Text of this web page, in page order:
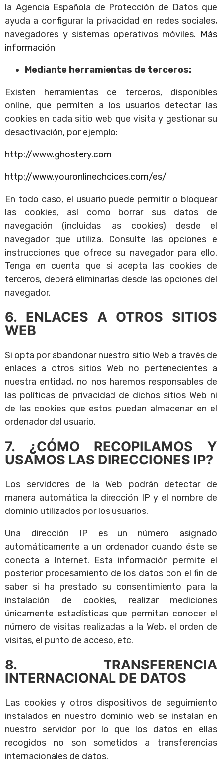
la Agencia Española de Protección de Datos que
ayuda a configurar la privacidad en redes sociales,
navegadores y sistemas operativos móviles. Más
información.
Mediante herramientas de terceros:
Existen herramientas de terceros, disponibles
online, que permiten a los usuarios detectar las
cookies en cada sitio web que visita y gestionar su
desactivación, por ejemplo:
http://www.ghostery.com
http://www.youronlinechoices.com/es/
En todo caso, el usuario puede permitir o bloquear
las cookies, así como borrar sus datos de
navegación (incluidas las cookies) desde el
navegador que utiliza. Consulte las opciones e
instrucciones que ofrece su navegador para ello.
Tenga en cuenta que si acepta las cookies de
terceros, deberá eliminarlas desde las opciones del
navegador.
6. ENLACES A OTROS SITIOS
WEB
Si opta por abandonar nuestro sitio Web a través de
enlaces a otros sitios Web no pertenecientes a
nuestra entidad, no nos haremos responsables de
las políticas de privacidad de dichos sitios Web ni
de las cookies que estos puedan almacenar en el
ordenador del usuario.
7. ¿CÓMO RECOPILAMOS Y
USAMOS LAS DIRECCIONES IP?
Los servidores de la Web podrán detectar de
manera automática la dirección IP y el nombre de
dominio utilizados por los usuarios.
Una dirección IP es un número asignado
automáticamente a un ordenador cuando éste se
conecta a Internet. Esta información permite el
posterior procesamiento de los datos con el fin de
saber si ha prestado su consentimiento para la
instalación de cookies, realizar mediciones
únicamente estadísticas que permitan conocer el
número de visitas realizadas a la Web, el orden de
visitas, el punto de acceso, etc.
8. TRANSFERENCIA
INTERNACIONAL DE DATOS
Las cookies y otros dispositivos de seguimiento
instalados en nuestro dominio web se instalan en
nuestro servidor por lo que los datos en ellas
recogidos no son sometidos a transferencias
internacionales de datos.